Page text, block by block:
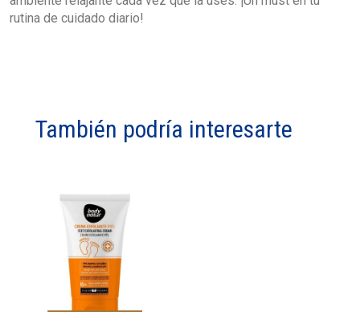
rutina de cuidado diario!
También podría interesarte